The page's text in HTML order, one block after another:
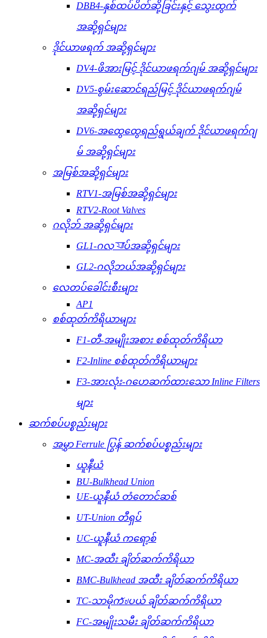
DBB4-နှစ်ထပ်ပိတ်ဆို့ခြင်းနှင့် သွေးထွက်
အဆို့ရှင်များ
ဒိုင်ယာဖရက် အဆို့ရှင်များ
DV4-ဖိအားမြင့် ဒိုင်ယာဖရက်ဂျမ် အဆို့ရှင်များ
DV5-စွမ်းဆောင်ရည်မြင့် ဒိုင်ယာဖရက်ဂျမ်
အဆို့ရှင်များ
DV6-အထွေထွေရည်ရွယ်ချက် ဒိုင်ယာဖရက်ဂျ
မ် အဆို့ရှင်များ
အမြစ်အဆို့ရှင်များ
RTV1-အမြစ်အဆို့ရှင်များ
RTV2-Root Valves
ဂလိုဘ် အဆို့ရှင်များ
GL1-ဂလ্যাပ်အဆို့ရှင်များ
GL2-ဂလိုဘယ်အဆို့ရှင်များ
လေတပ်ခေါင်းစီးများ
AP1
စစ်ထုတ်ကိရိယာများ
F1-တီ-အမျိုးအစား စစ်ထုတ်ကိရိယာ
F2-Inline စစ်ထုတ်ကိရိယာများ
F3-အားလုံး-ဂဟေဆက်ထားသော Inline Filters
များ
ဆက်စပ်ပစ္စည်းများ
အမွှာ Ferrule ပြွန် ဆက်စပ်ပစ္စည်းများ
ယူနီယံ
BU-Bulkhead Union
UE-ယူနီယံ တံတောင်ဆစ်
UT-Union တီရှပ်
UC-ယူနီယံ ကရော့စ်
MC-အထီး ချိတ်ဆက်ကိရိယာ
BMC-Bulkhead အထီး ချိတ်ဆက်ကိရိယာ
TC-သာမိုကัปပယ် ချိတ်ဆက်ကိရိယာ
FC-အမျိုးသမီး ချိတ်ဆက်ကိရိယာ